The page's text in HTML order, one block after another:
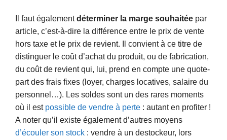
Il faut égalementdéterminer la marge souhaitée par
article, c’est-à-dire la différence entre le prix de vente
hors taxe et le prix de revient. Il convient à ce titre de
distinguer le coût d’achat du produit, ou de fabrication,
du coût de revient qui, lui, prend en compte une quote-
part des frais fixes (loyer, charges locatives, salaire du
personnel…). Les soldes sont un des rares moments
où il est possible de vendre à perte : autant en profiter !
A noter qu’il existe également d’autres moyens
d’écouler son stock : vendre à un destockeur, lors